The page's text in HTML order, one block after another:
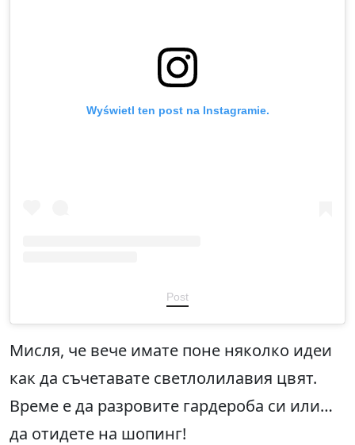
Wyświetl ten post na Instagramie.
Post
Мисля, че вече имате поне няколко идеи
как да съчетавате светлолилавия цвят.
Време е да разровите гардероба си или…
да отидете на шопинг!